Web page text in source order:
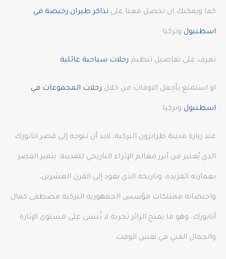
كما ويمكنك ان تحصل معنا على تذاكر طيران رخيصة في
اسطنبول وتركيا
تعرف على تفاصيل تنظيم رحلات سياحية عائلية
او استمتع بأجمل الاوقات من خلال رحلات المجموعات في
اسطنبول وتركيا
عند زيارة مدينة طرابزون التركية، لابد أن تتوجه إلى قصر اتاتورك
الذي يُعتبر من أبرز معالم الإثراء التاريخي للمدينة. يتميز القصر
بعمارته الفريدة، وتاريخه الذي يعود إلى القرن العشرين،
واحتضانه ممتلكات مؤسس الجمهورية التركية مصطفى كمال
أتاتورك، وهو ما يمنح الزائر تجربة لا تُنسى على مستوى الإثارة
والجمال الفني في نفس الوقت.